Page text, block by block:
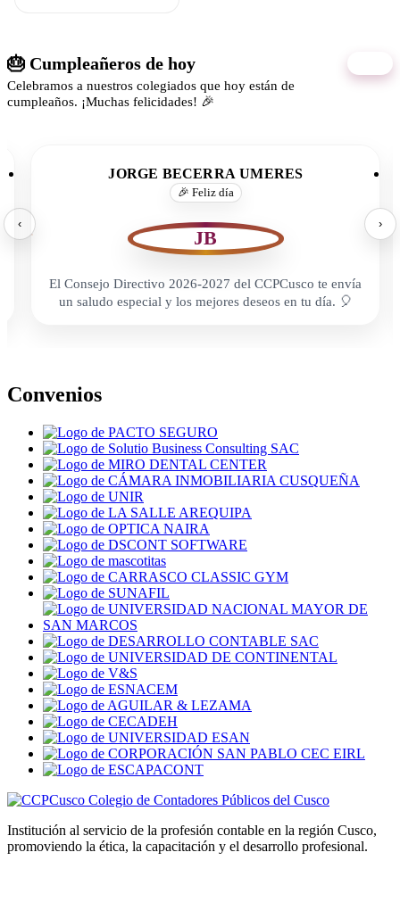
🎂 Cumpleañeros de hoy
Celebramos a nuestros colegiados que hoy están de
cumpleaños. ¡Muchas felicidades! 🎉
‹
JORGE BECERRA UMERES
🎉 Feliz día
JB
El Consejo Directivo 2026-2027 del CCPCusco te envía
un saludo especial y los mejores deseos en tu día. 🎈
›
Convenios
Colegio de Contadores Públicos del Cusco
Institución al servicio de la profesión contable en la región Cusco,
promoviendo la ética, la capacitación y el desarrollo profesional.